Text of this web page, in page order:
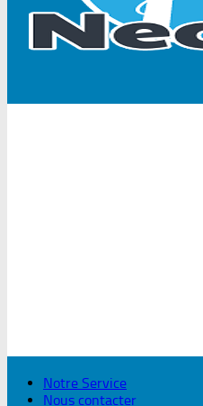
Notre Service
Nous contacter